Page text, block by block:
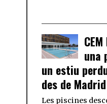
una
un estiu
des de Madrid
Les piscines